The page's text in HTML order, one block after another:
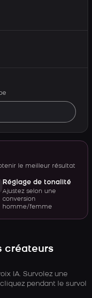
le meilleur résultat
Réglage de tonalité
Ajustez selon une
conversion
homme/femme
créateurs
IA. Survolez une
pendant le survol